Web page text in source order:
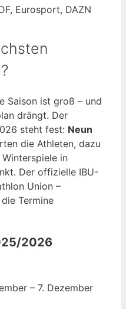
Eurosport, DAZN
Saison ist groß – und
drängt. Der
steht fest: Neun
die Athleten, dazu
in
Der offizielle IBU-
Union –
Termine
2026
– 7. Dezember